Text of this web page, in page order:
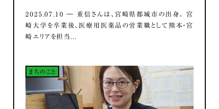
2025.07.10 ― 重信さんは、宮崎県都城市の出身。 宮
崎大学を卒業後、医療用医薬品の営業職として熊本・宮
崎エリアを担当...
まちのこと